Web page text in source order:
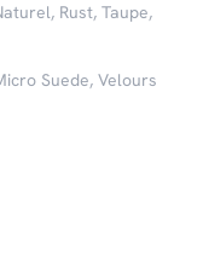
Rust, Taupe,
Suede, Velours